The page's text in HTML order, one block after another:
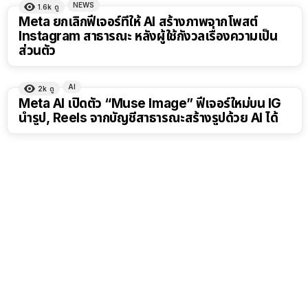
1.6k ดู NEWS
Meta ยกเลิกฟีเจอร์ที่ให้ AI สร้างภาพจากโพสต์
Instagram สาธารณะ หลังผู้ใช้กังวลเรื่องความเป็น
ส่วนตัว
2k ดู AI
Meta AI เปิดตัว “Muse Image” ฟีเจอร์ใหม่บน IG
นำรูป, Reels จากบัญชีสาธารณะสร้างรูปด้วย AI ได้